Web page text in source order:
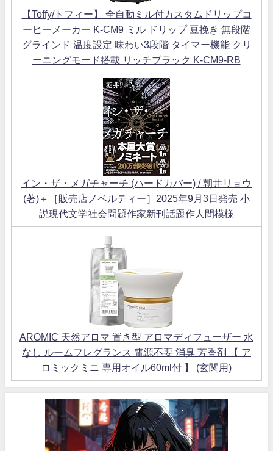
【Toffy/トフィー】 全自動ミル付カスタムドリップコ
ーヒーメーカー K-CM9 ミル ドリップ 豆挽き 無段階
グラインド 温度設定 味わい3段階 タイマー機能 クリ
ーニングモード搭載 リッチブラック K-CM9-RB
イン・ザ・メガチャーチ (ハードカバー) / 朝井リョウ
(著)＋［販売店ノベルティー］2025年9月3日発売 小
説現代文学社会問題作家新刊話題作人間模様
AROMIC 天然アロマ 置き型 アロマディフューザー 水
なし ルームフレグランス 電源不要 消臭 芳香剤 【 ア
ロミックミニ 専用オイル60ml付 】 (玄関用)